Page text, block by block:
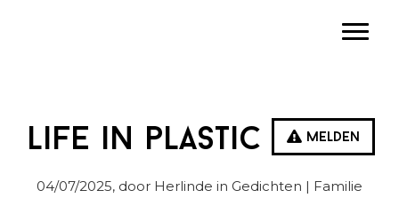
Melden
life in plastic
04/07/2025, door Herlinde in Gedichten | Familie